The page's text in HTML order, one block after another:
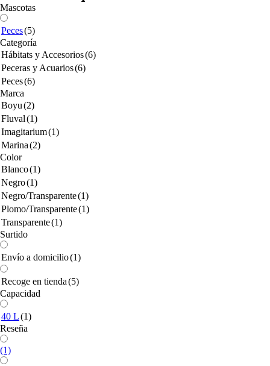
Mascotas
Peces(5)
Categoría
Hábitats y Accesorios(6)
Peceras y Acuarios(6)
Peces(6)
Marca
Boyu(2)
Fluval(1)
Imagitarium(1)
Marina(2)
Color
Blanco(1)
Negro(1)
Negro/Transparente(1)
Plomo/Transparente(1)
Transparente(1)
Surtido
Envío a domicilio(1)
Recoge en tienda(5)
Capacidad
40 L(1)
Reseña
(1)